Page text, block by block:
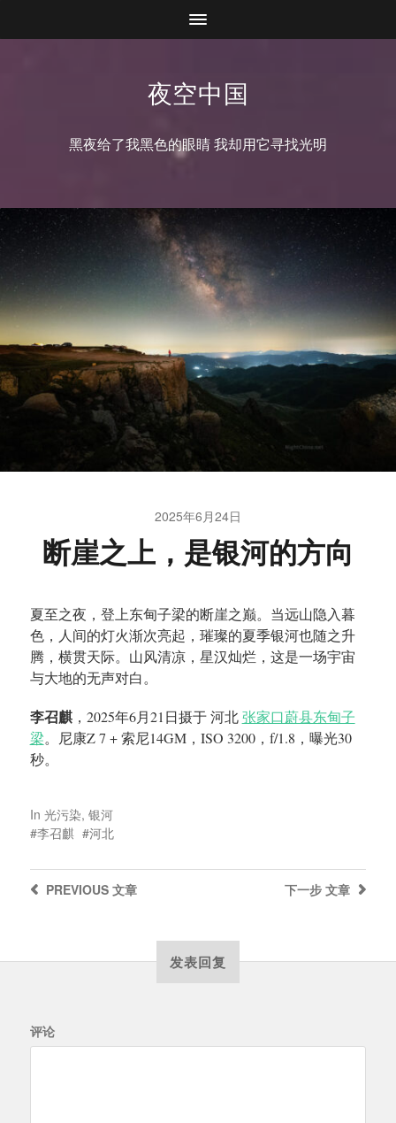
夜空中国
黑夜给了我黑色的眼睛 我却用它寻找光明
2025年6月24日
断崖之上，是银河的方向
夏至之夜，登上东甸子梁的断崖之巅。当远山隐入暮
色，人间的灯火渐次亮起，璀璨的夏季银河也随之升
腾，横贯天际。山风清凉，星汉灿烂，这是一场宇宙
与大地的无声对白。
李召麒，2025年6月21日摄于 河北张家口蔚县东甸子
梁。尼康Z 7 + 索尼14GM，ISO 3200，f/1.8，曝光30
秒。
In 光污染, 银河
李召麒
河北
下一步 文章
PREVIOUS文章
发表回复
评论